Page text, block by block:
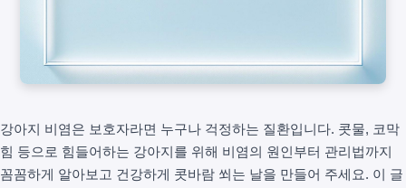
강아지 비염은 보호자라면 누구나 걱정하는 질환입니다. 콧물, 코막
힘 등으로 힘들어하는 강아지를 위해 비염의 원인부터 관리법까지
꼼꼼하게 알아보고 건강하게 콧바람 쐬는 날을 만들어 주세요. 이 글